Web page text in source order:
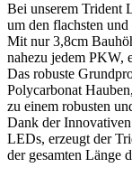
Bei unserem Trident
um den flachsten
Mit nur 3,8cm
nahezu jedem PKW,
Das robuste
Polycarbonat
zu einem robusten
Dank der
LEDs, erzeugt der
der gesamten Länge